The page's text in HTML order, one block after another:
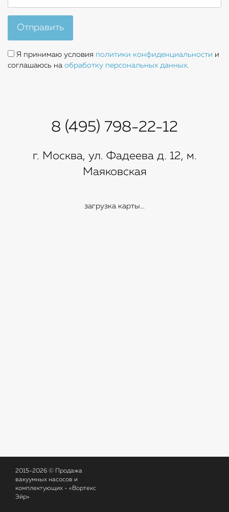
Отправить
Я принимаю условия политики конфиденциальности и
соглашаюсь на обработку персональных данных
8 (495) 798-22-12
г. Москва, ул. Фадеева д. 12, м.
Маяковская
загрузка карты...
2015-2026 © Продажа
вакуумных насосов и
комплектующих - «Вортекс
Эйр»